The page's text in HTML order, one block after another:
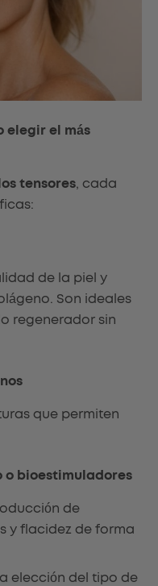
elegir el más
tensores, cada
de la piel y
Son ideales
regenerador sin
que permiten
o bioestimuladores
de
y flacidez de forma
la elección del tipo de